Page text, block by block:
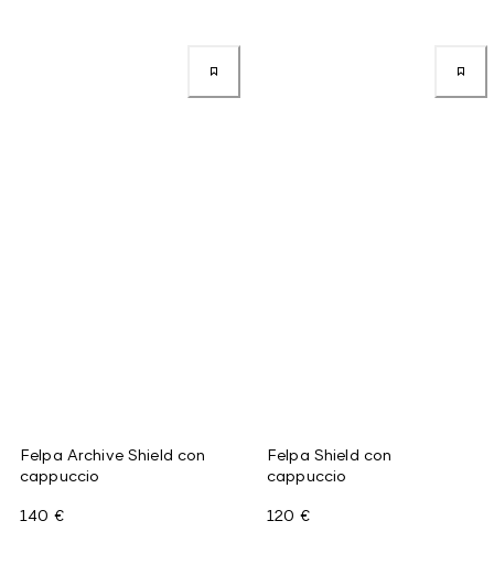
Felpa Archive Shield con
cappuccio
140 €
Felpa Shield con
cappuccio
120 €